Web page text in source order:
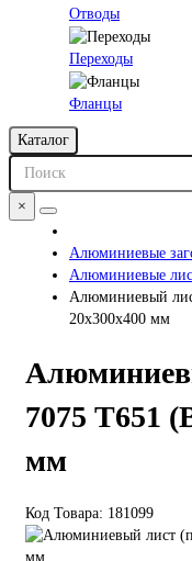
Отводы
Переходы
Фланцы
Каталог
×
Алюминиевые
Алюминиевые
Алюминиевый
20х300х400 мм
7075 Т651
мм
Код Товара: 181099